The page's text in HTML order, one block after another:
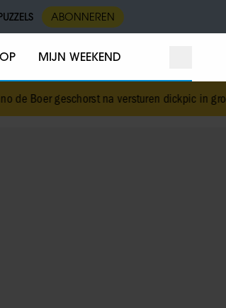
ABONNEREN
MIJN WEEKEND
na versturen dickpic in groepsapp met